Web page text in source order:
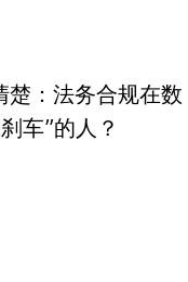
：法务合规在数
车”的人？